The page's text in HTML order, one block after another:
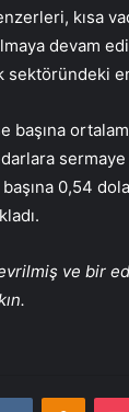
kısa
devam
sektöründeki
0,54
ve bir
VKontakte